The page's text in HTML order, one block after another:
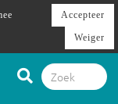
Accepteer
Weiger